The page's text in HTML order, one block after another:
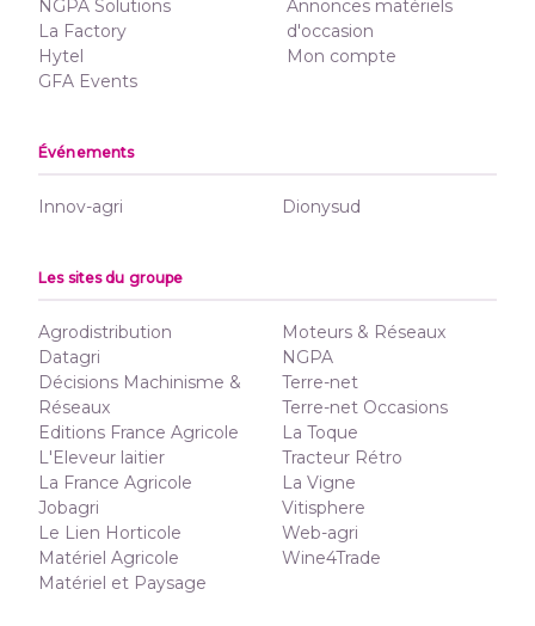
NGPA Solutions
La Factory
Hytel
GFA Events
Annonces matériels
d'occasion
Mon compte
Événements
Innov-agri Dionysud
Les sites du groupe
Agrodistribution
Datagri
Décisions Machinisme &
Réseaux
Editions France Agricole
L'Eleveur laitier
La France Agricole
Jobagri
Le Lien Horticole
Matériel Agricole
Matériel et Paysage
Moteurs & Réseaux
NGPA
Terre-net
Terre-net Occasions
La Toque
Tracteur Rétro
La Vigne
Vitisphere
Web-agri
Wine4Trade